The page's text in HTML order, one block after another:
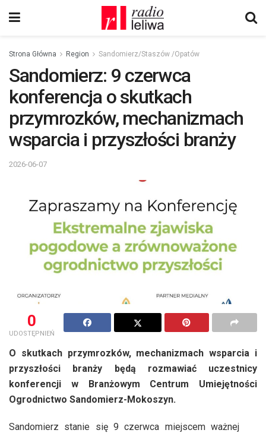
Strona Główna Region Sandomierz/Staszów /Opatów
Sandomierz: 9 czerwca
konferencja o skutkach
przymrozków, mechanizmach
wsparcia i przyszłości branży
2026-06-07
0
UDOSTĘPNIEŃ
O skutkach przymrozków, mechanizmach wsparcia i
przyszłości branży będą rozmawiać uczestnicy
konferencji w Branżowym Centrum Umiejętności
Ogrodnictwo Sandomierz-Mokoszyn.
Sandomierz stanie się 9 czerwca miejscem ważnej